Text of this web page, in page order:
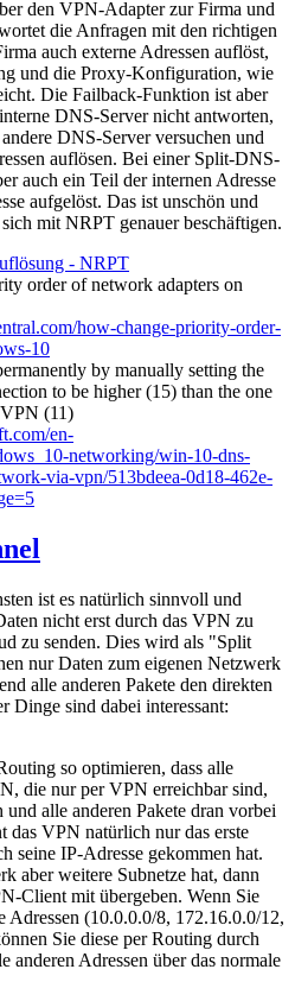
den VPN-Adapter zur Firma und
die Anfragen mit den richtigen
auch externe Adressen auflöst,
und die Proxy-Konfiguration, wie
Die Failback-Funktion ist aber
DNS-Server nicht antworten,
DNS-Server versuchen und
auflösen. Bei einer Split-DNS-
auch ein Teil der internen Adresse
aufgelöst. Das ist unschön und
mit NRPT genauer beschäftigen.
- NRPT
order of network adapters on
how-change-priority-order-
10
by manually setting the
to be higher (15) than the one
(11)
en-
networking/win-10-dns-
via-vpn/513bdeea-0d18-462e-
ist es natürlich sinnvoll und
nicht erst durch das VPN zu
zu senden. Dies wird als "Split
nur Daten zum eigenen Netzwerk
alle anderen Pakete den direkten
Dinge sind dabei interessant:
so optimieren, dass alle
die nur per VPN erreichbar sind,
alle anderen Pakete dran vorbei
das VPN natürlich nur das erste
seine IP-Adresse gekommen hat.
aber weitere Subnetze hat, dann
Client mit übergeben. Wenn Sie
Adressen (10.0.0.0/8, 172.16.0.0/12,
Sie diese per Routing durch
anderen Adressen über das normale